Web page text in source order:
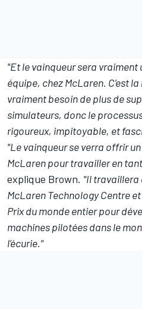
"Et le vainqueur sera vraiment
équipe, chez McLaren. C’est
vraiment besoin de plus de
simulateurs, donc le
rigoureux, impitoyable, et
"Le vainqueur se verra offrir
McLaren pour travailler en
explique Brown. "Il travaillera
McLaren Technology Centre
Prix du monde entier pour
machines pilotées dans le
l’écurie."